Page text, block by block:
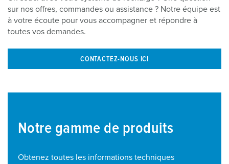
l
sur nos offres, commandes ou assistance ? Notre équipe est
à votre écoute pour vous accompagner et répondre à
toutes vos demandes.
CONTACTEZ-NOUS ICI
Notre gamme de produits
Obtenez toutes les informations techniques